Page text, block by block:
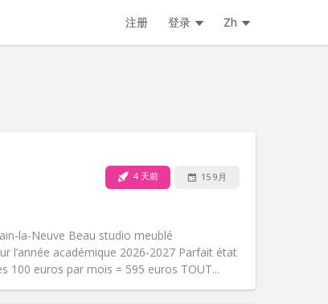
注册 登录 Zh
4 天前 15 9月
la-Neuve Beau studio meublé
l’année académique 2026-2027 Parfait état
100 euros par mois = 595 euros TOUT...
其他
氛围:安静